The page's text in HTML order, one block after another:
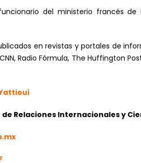
del ministerio francés de
en revistas y portales de
Radio Fórmula, The Huffington
Relaciones Internacionales y